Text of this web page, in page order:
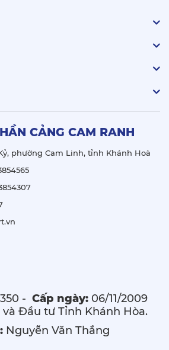
CẢNG CAM RANH
phường Cam Linh, tỉnh Khánh Hoà
- Cấp ngày: 06/11/2009
và Đầu tư Tỉnh Khánh Hòa.
Nguyễn Văn Thắng